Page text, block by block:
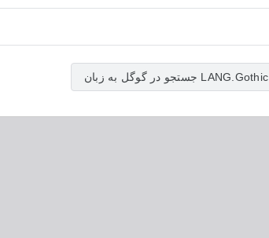
جستجو در گوگل به زبان LANG.Gothic